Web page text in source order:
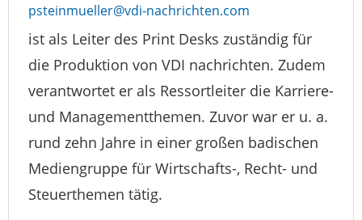
psteinmueller@vdi-nachrichten.com
ist als Leiter des Print Desks zuständig für
die Produktion von VDI nachrichten. Zudem
verantwortet er als Ressortleiter die Karriere-
und Managementthemen. Zuvor war er u. a.
rund zehn Jahre in einer großen badischen
Mediengruppe für Wirtschafts-, Recht- und
Steuerthemen tätig.